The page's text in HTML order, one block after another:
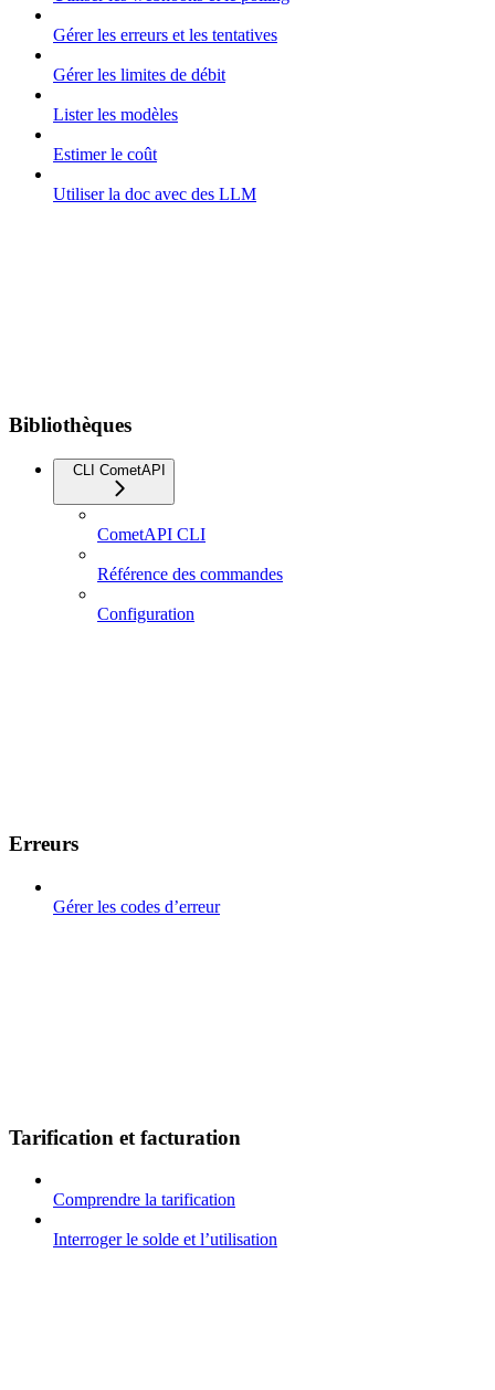
Gérer les erreurs et les tentatives
Gérer les limites de débit
Lister les modèles
Estimer le coût
Utiliser la doc avec des LLM
Bibliothèques
CLI CometAPI
CometAPI CLI
Référence des commandes
Configuration
Erreurs
Gérer les codes d’erreur
Tarification et facturation
Comprendre la tarification
Interroger le solde et l’utilisation